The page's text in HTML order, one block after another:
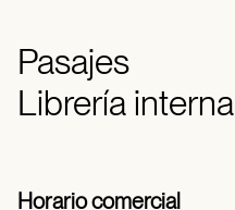
Pasajes
Librería
Horario comercial